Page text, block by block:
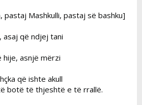
pastaj Mashkulli, pastaj së bashku]
asaj që ndjej tani
hije, asnjë mërzi
që ishte akull
botë të thjeshtë e të rrallë.